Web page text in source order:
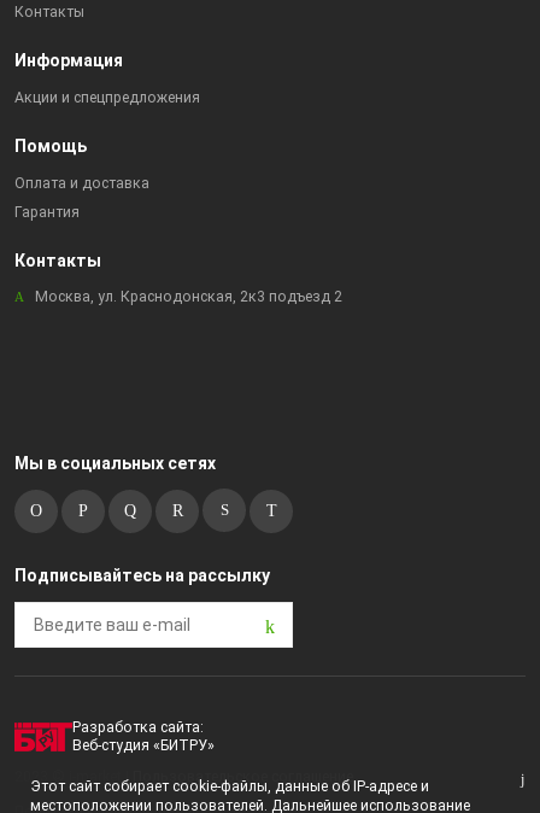
Контакты
Информация
Акции и спецпредложения
Помощь
Оплата и доставка
Гарантия
Контакты
Москва, ул. Краснодонская, 2к3 подъезд 2
Мы в социальных сетях
Подписывайтесь на рассылку
Разработка сайта:
Веб-студия «БИТРУ»
2023 © i-market |
Пользовательское соглашение
Этот сайт собирает cookie-файлы, данные об IP-адресе и
местоположении пользователей. Дальнейшее использование